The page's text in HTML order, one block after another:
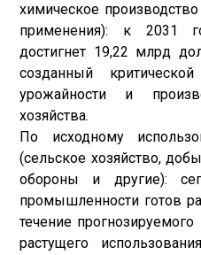
химическое
применения): к 2031
достигнет 19,22 млрд
созданный
урожайности и
хозяйства.
По исходному
(сельское хозяйство,
обороны и другие):
промышленности готов
течение
растущего